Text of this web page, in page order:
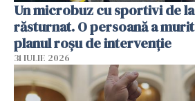
Un microbuz cu sportivi de
răsturnat. O persoană a
planul roșu de intervenție
31 IULIE 2026